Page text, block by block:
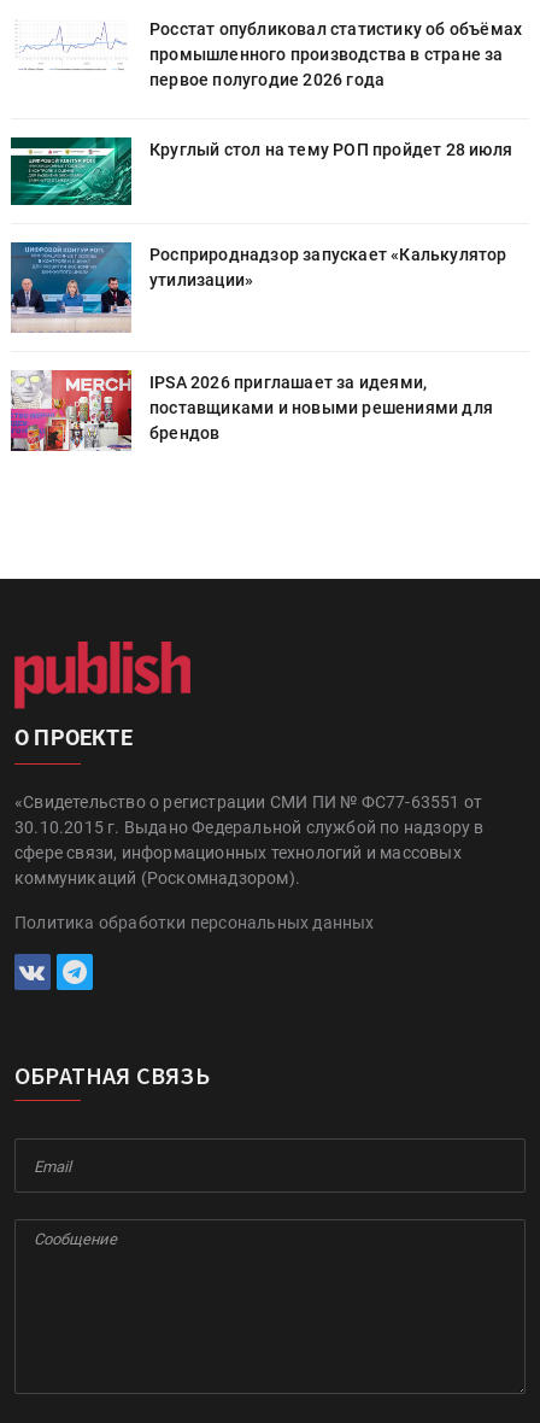
Росстат опубликовал статистику об объёмах
промышленного производства в стране за
первое полугодие 2026 года
Круглый стол на тему РОП пройдет 28 июля
Росприроднадзор запускает «Калькулятор
утилизации»
IPSA 2026 приглашает за идеями,
поставщиками и новыми решениями для
брендов
О ПРОЕКТЕ
«Свидетельство о регистрации СМИ ПИ № ФС77-63551 от
30.10.2015 г. Выдано Федеральной службой по надзору в
сфере связи, информационных технологий и массовых
коммуникаций (Роскомнадзором).
Политика обработки персональных данных
ОБРАТНАЯ СВЯЗЬ